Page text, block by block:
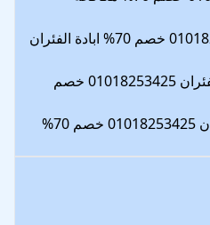
شركة ابادة الفئران 01018253425 خصم 70% ابادة الفئران
الشركة الالمانية لمكافحة الفئران 01018253425 خصم
الشركة الالمانية لابادة الفئران 01018253425 خصم 70%